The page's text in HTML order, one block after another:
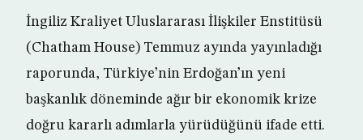
İngiliz Kraliyet Uluslararası İlişkiler Enstitüsü
(Chatham House) Temmuz ayında yayınladığı
raporunda, Türkiye’nin Erdoğan’ın yeni
başkanlık döneminde ağır bir ekonomik krize
doğru kararlı adımlarla yürüdüğünü ifade etti.